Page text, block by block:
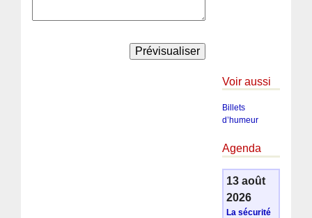
Voir aussi
Billets
d’humeur
Agenda
13 août
2026
La sécurité